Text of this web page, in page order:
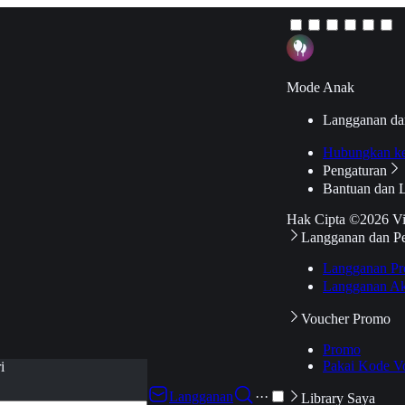
Langganan
···
Mode Anak
Langganan
Hubungkan
Pengaturan
Bantuan dan
Hak Cipta ©2026
Langganan dan
Langganan
Langganan
Voucher Promo
Promo
Pakai Kode
Library Saya